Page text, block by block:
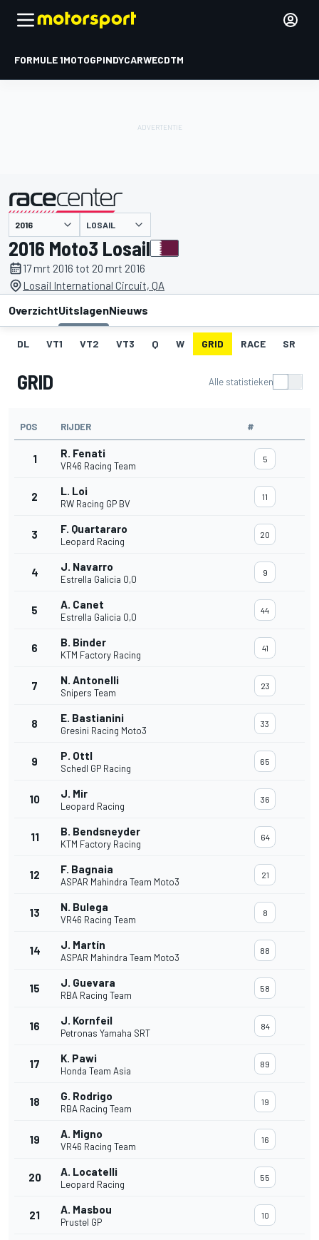
FORMULE 1MOTOGPINDYCARWECDTM
gepresenteerd door LOSAIL
2016 Moto3 Losail
17 mrt 2016 tot 20 mrt 2016
Losail International Circuit, QA
OverzichtUitslagenNieuws
DL VT1 VT2 VT3 Q W GRID RACE SR
GRID Alle statistieken
POS RIJDER #
1 R. Fenati
VR46 Racing Team
5
2 L. Loi
RW Racing GP BV
11
3 F. Quartararo
Leopard Racing
20
4 J. Navarro
Estrella Galicia 0,0
9
5 A. Canet
Estrella Galicia 0,0
44
6 B. Binder
KTM Factory Racing
41
7 N. Antonelli
Snipers Team
23
8 E. Bastianini
Gresini Racing Moto3
33
9 P. Ottl
Schedl GP Racing
65
10 J. Mir
Leopard Racing
36
11 B. Bendsneyder
KTM Factory Racing
64
12 F. Bagnaia
ASPAR Mahindra Team Moto3
21
13 N. Bulega
VR46 Racing Team
8
14 J. Martín
ASPAR Mahindra Team Moto3
88
15 J. Guevara
RBA Racing Team
58
16 J. Kornfeil
Petronas Yamaha SRT
84
17 K. Pawi
Honda Team Asia
89
18 G. Rodrigo
RBA Racing Team
19
19 A. Migno
VR46 Racing Team
16
20 A. Locatelli
Leopard Racing
55
21 A. Masbou
Prustel GP
10